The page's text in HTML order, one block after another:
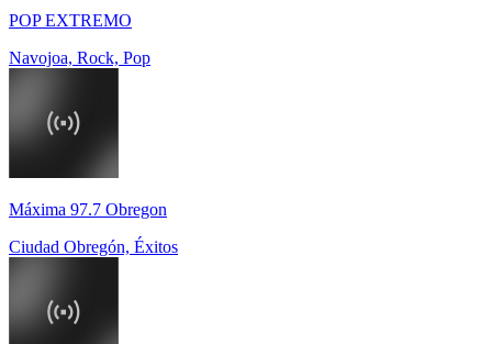
POP EXTREMO
Navojoa, Rock, Pop
Máxima 97.7 Obregon
Ciudad Obregón, Éxitos